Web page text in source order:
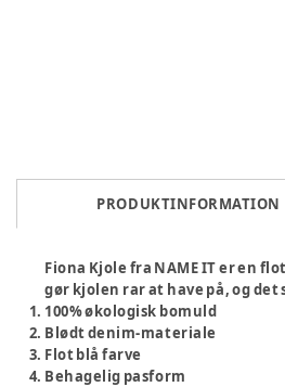
PRODUKTINFORMATION
Fiona Kjole fra NAME IT er en
gør kjolen rar at have på, og
100% økologisk bomuld
Blødt denim-materiale
Flot blå farve
Behagelig pasform